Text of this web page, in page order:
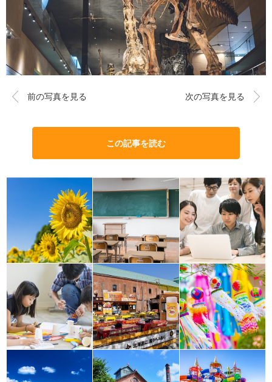
前の写真を見る 次の写真を見る
この記事を読む